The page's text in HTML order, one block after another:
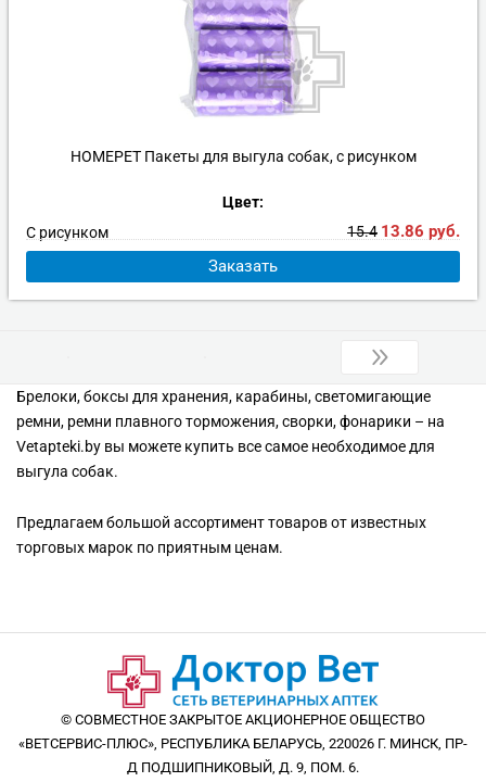
HOMEPET Пакеты для выгула собак, с рисунком
Цвет:
С рисунком
15.4 13.86 руб.
Заказать
Брелоки, боксы для хранения, карабины, светомигающие
ремни, ремни плавного торможения, сворки, фонарики – на
Vetapteki.by вы можете купить все самое необходимое для
выгула собак.
Предлагаем большой ассортимент товаров от известных
торговых марок по приятным ценам.
© СОВМЕСТНОЕ ЗАКРЫТОЕ АКЦИОНЕРНОЕ ОБЩЕСТВО
«ВЕТСЕРВИС-ПЛЮС», РЕСПУБЛИКА БЕЛАРУСЬ, 220026 Г. МИНСК, ПР-
Д ПОДШИПНИКОВЫЙ, Д. 9, ПОМ. 6.